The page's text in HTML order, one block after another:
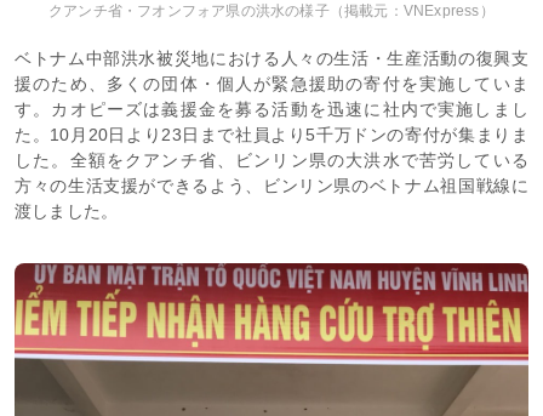
クアンチ省・フオンフォア県の洪水の様子（掲載元：VNExpress）
ベトナム中部洪水被災地における人々の生活・生産活動の復興支
援のため、多くの団体・個人が緊急援助の寄付を実施していま
す。カオピーズは義援金を募る活動を迅速に社内で実施しまし
た。10月20日より23日まで社員より5千万ドンの寄付が集まりま
した。全額をクアンチ省、ビンリン県の大洪水で苦労している
方々の生活支援ができるよう、ビンリン県のベトナム祖国戦線に
渡しました。